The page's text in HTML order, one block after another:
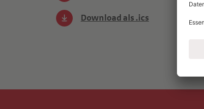
Download als .ics